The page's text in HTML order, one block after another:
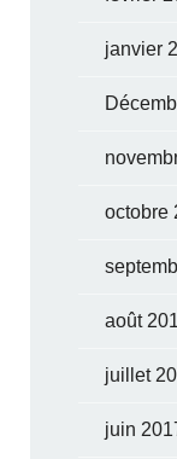
janvier
octobre
août
juillet
juin